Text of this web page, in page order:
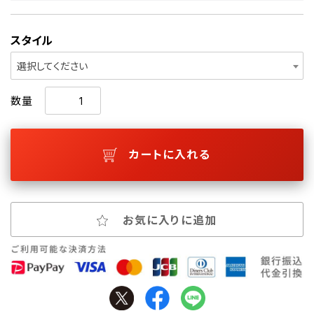
スタイル
選択してください
数量
カートに入れる
お気に入りに追加